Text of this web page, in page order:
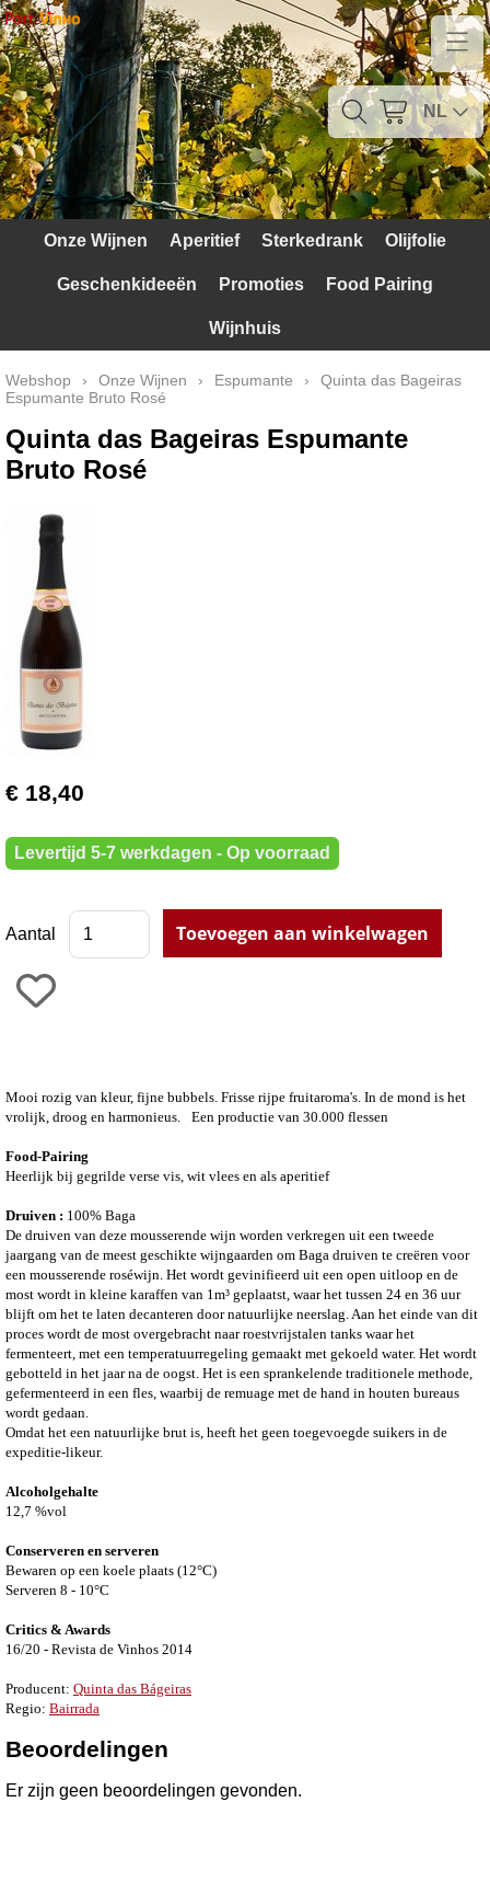
Home
Contact
Mijn account
Verzendkosten
Rode Druiven
NL
Onze Wijnen Aperitief Sterkedrank Olijfolie
Geschenkideeën Promoties Food Pairing
Wijnhuis
Webshop › Onze Wijnen › Espumante ›
Quinta das Bageiras
Espumante Bruto Rosé
Quinta das Bageiras Espumante
Bruto Rosé
€ 18,40
Levertijd 5-7 werkdagen - Op voorraad
Aantal
Mooi rozig van kleur, fijne bubbels. Frisse rijpe fruitaroma's. In de mond is het
vrolijk, droog en harmonieus.
Een productie van 30.000 flessen
Food-Pairing
Heerlijk bij gegrilde verse vis, wit vlees en als aperitief
Druiven : 100% Baga
De druiven van deze mousserende wijn worden verkregen uit een tweede
jaargang van de meest geschikte wijngaarden om Baga druiven te creëren voor
een mousserende roséwijn. Het wordt gevinifieerd uit een open uitloop en de
most wordt in kleine karaffen van 1m³ geplaatst, waar het tussen 24 en 36 uur
blijft om het te laten decanteren door natuurlijke neerslag. Aan het einde van dit
proces wordt de most overgebracht naar roestvrijstalen tanks waar het
fermenteert, met een temperatuurregeling gemaakt met gekoeld water. Het wordt
gebotteld in het jaar na de oogst. Het is een sprankelende traditionele methode,
gefermenteerd in een fles, waarbij de remuage met de hand in houten bureaus
wordt gedaan.
Omdat het een natuurlijke brut is, heeft het geen toegevoegde suikers in de
expeditie-likeur.
Alcoholgehalte
12,7 %vol
Conserveren en serveren
Bewaren op een koele plaats (12°C)
Serveren 8 - 10°C
Critics & Awards
16/20 - Revista de Vinhos 2014
Producent: Quinta das Bágeiras
Regio: Bairrada
Beoordelingen
Er zijn geen beoordelingen gevonden.